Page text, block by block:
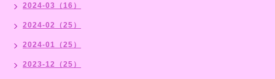
2024-03（16）
2024-02（25）
2024-01（25）
2023-12（25）